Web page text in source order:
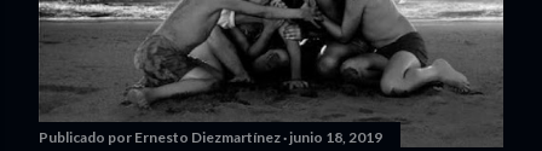
Publicado por Ernesto Diezmartínez junio 18, 2019